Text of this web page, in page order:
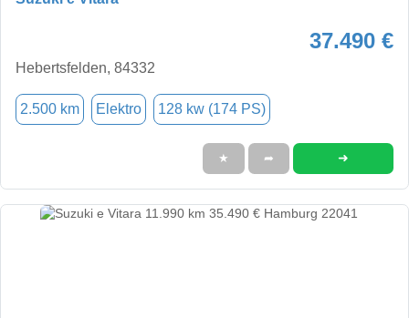
37.490 €
Hebertsfelden, 84332
2.500 km Elektro 128 kw (174 PS)
★ ➦ ➜